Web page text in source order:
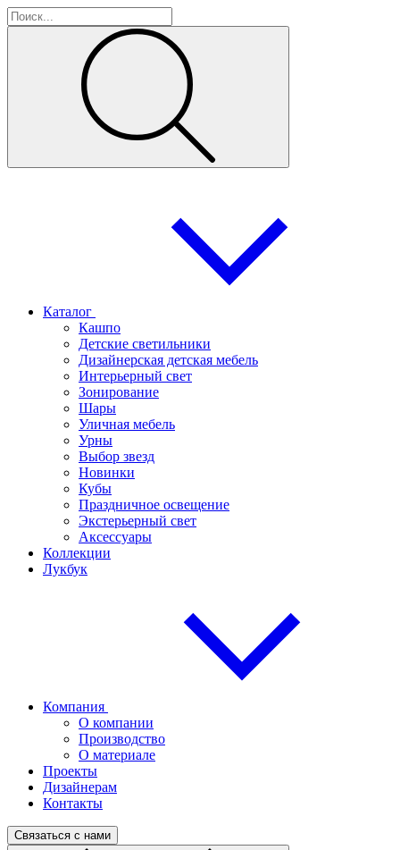
Каталог
Кашпо
Детские светильники
Дизайнерская детская мебель
Интерьерный свет
Зонирование
Шары
Уличная мебель
Урны
Выбор звезд
Новинки
Кубы
Праздничное освещение
Экстерьерный свет
Аксессуары
Коллекции
Лукбук
Компания
О компании
Производство
О материале
Проекты
Дизайнерам
Контакты
Связаться с нами